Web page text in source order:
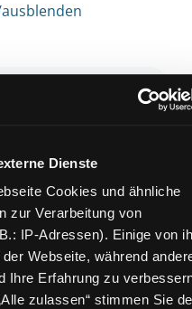
Dienste
Cookies und ähnliche
zur Verarbeitung von
IP-Adressen). Einige von
Webseite, während
Ihre Erfahrung zu
zulassen“ stimmen Sie